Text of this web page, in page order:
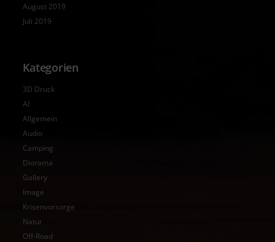
August 2019
Juli 2019
Kategorien
3D Druck
AI
Allgemein
Audio
Camping
Diorama
Gallery
Image
Krisenvorsorge
Natur
Off-Road